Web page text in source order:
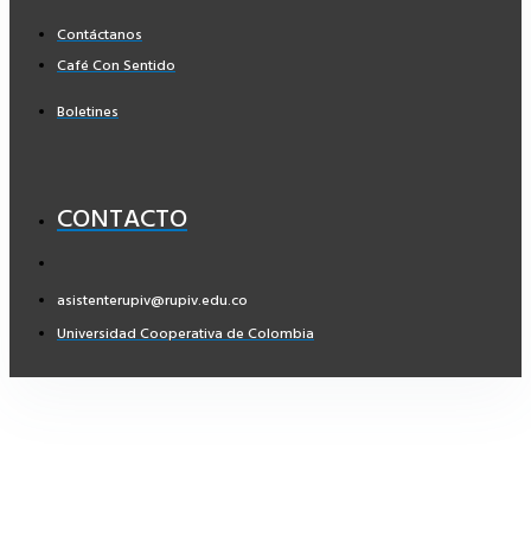
Contáctanos
Café Con Sentido
Boletines
CONTACTO
asistenterupiv@rupiv.edu.co
Universidad Cooperativa de Colombia